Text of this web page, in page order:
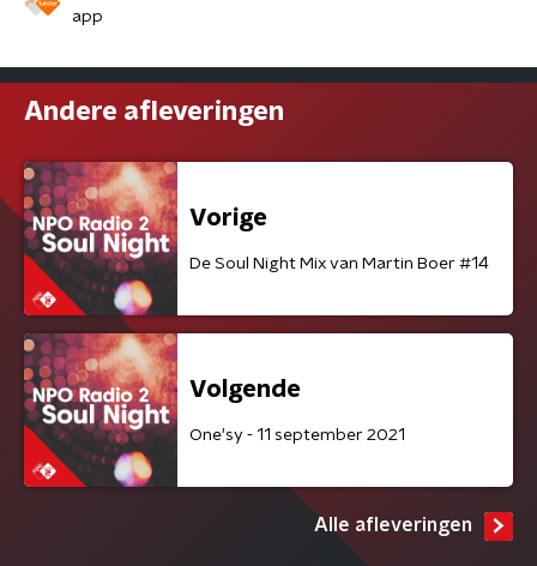
app
Andere afleveringen
Vorige
De Soul Night Mix van Martin Boer #14
Volgende
One'sy - 11 september 2021
Alle afleveringen